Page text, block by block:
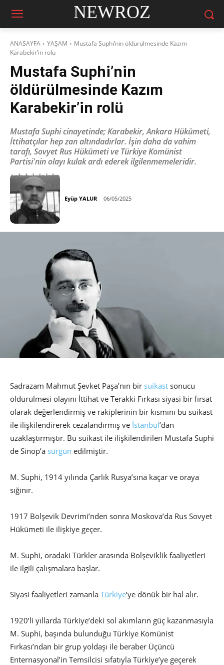
NEWROZ
ANASAYFA YAŞAM
Mustafa Suphi’nin öldürülmesinde Kazım
Karabekir’in rolü
Mustafa Suphi’nin
öldürülmesinde Kazım
Karabekir’in rolü
Mustafa Suphi cinayetinde; Karabekir, Ankara Hükümeti,
İttihatçılar hep zan altındadırlar. İşin daha da vahim
tarafı, Sovyet Rus Hükümeti ve Türkiye Komünist
Partisi'nin olayı kulak ardı ederek ilgilenmemeleridir.
Eyüp YALUR 06/05/2025
Sadrazam Mahmut Şevket Paşa’nın bir suikast sonucu
öldürülmesi olayını İttihat ve Terakki Fırkası siyasi bir fırsat
olarak değerlendirmiş ve rakiplerinin bir kısmını bu suikast
ile ilişkilendirerek cezalandırmış ve İstanbul’dan
uzaklaştırmıştır. Bu suikast ile ilişkilendirilen Mustafa Suphi
de Sinop’a sürgün edilmiştir.
M. Suphi, 1914 yılında Çarlık Rusya’sına kaçar ve oraya
sığınır.
1917 Bolşevik Devrimi’nden sonra Moskova’da Rus Sovyet
Hükümeti ile ilişkiye geçer.
M. Suphi, oradaki Türkler arasında Bolşeviklik faaliyetleri
ile ilgili çalışmalara başlar.
Siyasi faaliyetleri zamanla Türkiye’ye dönük bir hal alır.
1920’li yıllarda Türkiye’deki sol akımların güç kazanmasıyla
M. Suphi, başında bulunduğu Türkiye Komünist
Fırkası’ndan bir grup yoldaşı ile beraber Üçüncü
Enternasyonal’in Temsilcisi sıfatıyla Türkiye’ye geçerek